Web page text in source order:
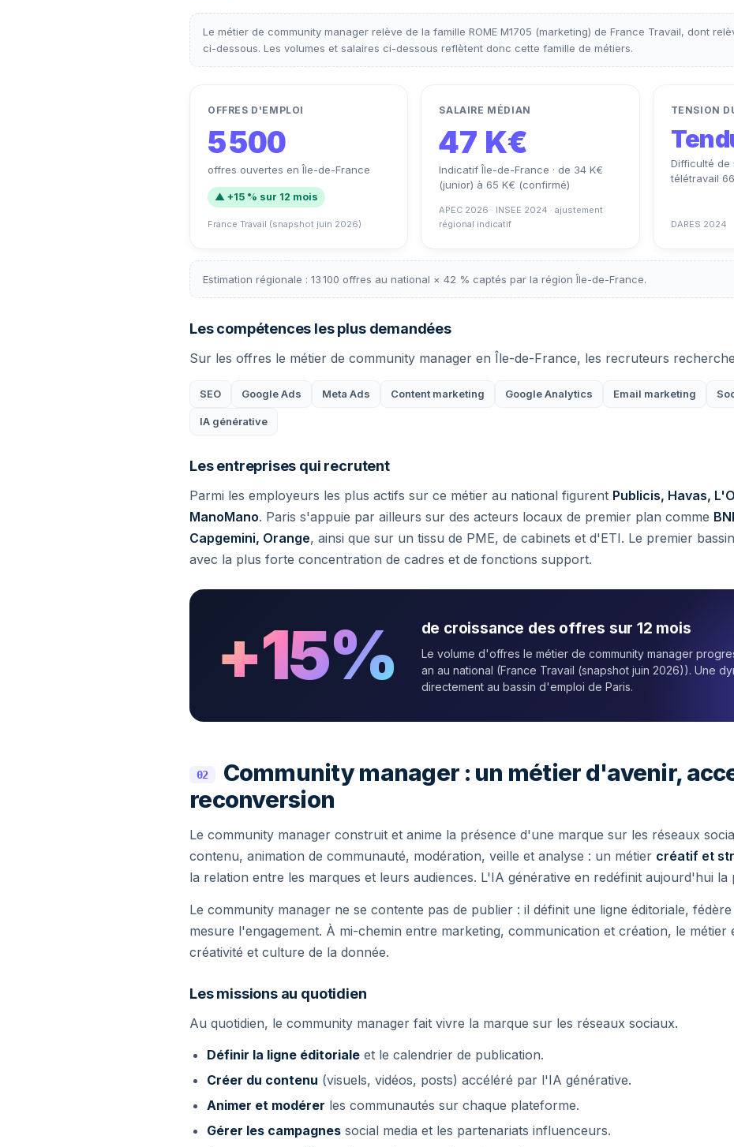
Le métier de community manager relève de la famille ROME M1705 (marketing) de France Travail, dont
ci-dessous. Les volumes et salaires ci-dessous reflètent donc cette famille de métiers.
OFFRES D'EMPLOI
5 500
offres ouvertes en Île-de-France
▲ +15 % sur 12 mois
France Travail (snapshot juin 2026)
SALAIRE MÉDIAN
47 K€
Indicatif Île-de-France · de 34 K€
(junior) à 65 K€ (confirmé)
APEC 2026 · INSEE 2024 · ajustement
régional indicatif
TENSION
Difficulté de
télétravail
DARES 2024
Estimation régionale : 13 100 offres au national × 42 % captés par la région Île-de-France.
Les compétences les plus demandées
Sur les offres le métier de community manager en Île-de-France, les recruteurs
SEO Google Ads Meta Ads Content marketing Google Analytics Email marketing
IA générative
Les entreprises qui recrutent
Parmi les employeurs les plus actifs sur ce métier au national figurent Publicis, Havas,
ManoMano. Paris s'appuie par ailleurs sur des acteurs locaux de premier plan comme
Capgemini, Orange, ainsi que sur un tissu de PME, de cabinets et d'ETI. Le premier
avec la plus forte concentration de cadres et de fonctions support.
+15% de croissance des offres sur 12 mois
Le volume d'offres le métier de community manager
an au national (France Travail (snapshot juin 2026)). Une
directement au bassin d'emploi de Paris.
02
Community manager : un métier d'avenir,
reconversion
Le community manager construit et anime la présence d'une marque sur les réseaux
contenu, animation de communauté, modération, veille et analyse : un métier créatif et
la relation entre les marques et leurs audiences. L'IA générative en redéfinit aujourd'hui la
Le community manager ne se contente pas de publier : il définit une ligne éditoriale,
mesure l'engagement. À mi-chemin entre marketing, communication et création, le métier
créativité et culture de la donnée.
Les missions au quotidien
Au quotidien, le community manager fait vivre la marque sur les réseaux sociaux.
Définir la ligne éditoriale et le calendrier de publication.
Créer du contenu (visuels, vidéos, posts) accéléré par l'IA générative.
Animer et modérer les communautés sur chaque plateforme.
Gérer les campagnes social media et les partenariats influenceurs.